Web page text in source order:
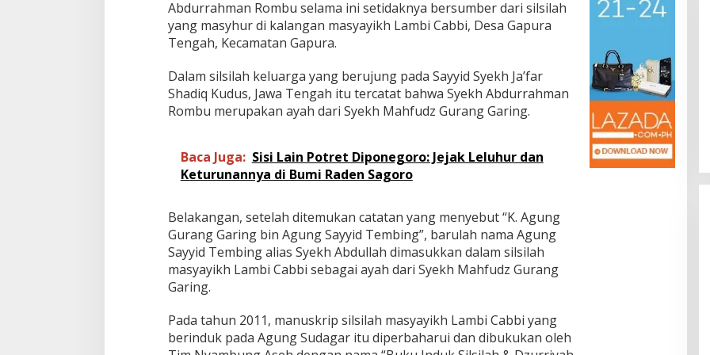
Abdurrahman Rombu selama ini setidaknya bersumber dari silsilah
yang masyhur di kalangan masyayikh Lambi Cabbi, Desa Gapura
Tengah, Kecamatan Gapura.
Dalam silsilah keluarga yang berujung pada Sayyid Syekh Ja’far
Shadiq Kudus, Jawa Tengah itu tercatat bahwa Syekh Abdurrahman
Rombu merupakan ayah dari Syekh Mahfudz Gurang Garing.
Baca Juga: Sisi Lain Potret Diponegoro: Jejak Leluhur dan
Keturunannya di Bumi Raden Sagoro
Belakangan, setelah ditemukan catatan yang menyebut “K. Agung
Gurang Garing bin Agung Sayyid Tembing”, barulah nama Agung
Sayyid Tembing alias Syekh Abdullah dimasukkan dalam silsilah
masyayikh Lambi Cabbi sebagai ayah dari Syekh Mahfudz Gurang
Garing.
Pada tahun 2011, manuskrip silsilah masyayikh Lambi Cabbi yang
berinduk pada Agung Sudagar itu diperbaharui dan dibukukan oleh
Mitos dan Mistis Di Balik
Keindahan Kucing Busok (Satwa
Endemik Pulau Madura Bagian II)
Di Bingkai, Headline, Kupas, Travel | 19 Juli 2021